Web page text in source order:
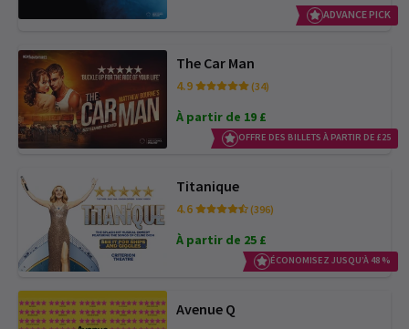
ADVANCE PICK
The Car Man
4.9 (34)
À partir de 19 £
OFFRE DES BILLETS À PARTIR DE £25
Titanique
4.6 (396)
À partir de 25 £
ÉCONOMISEZ JUSQU’À 48 %
Avenue Q